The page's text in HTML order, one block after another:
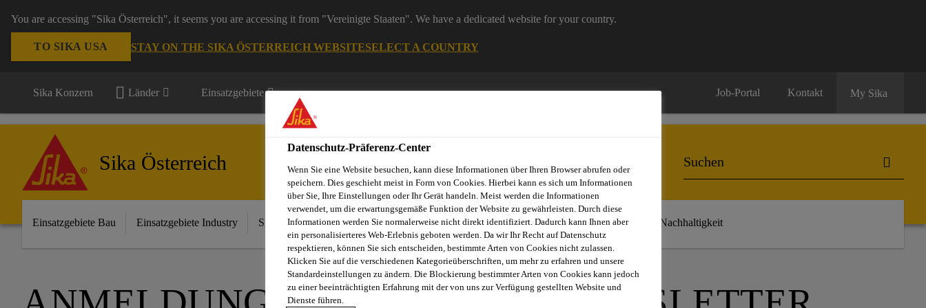
You are accessing "Sika Österreich", it seems you are accessing it from "Vereinigte Staaten". We have a dedicated website for your country.
TO SIKA USA STAY ON THE SIKA ÖSTERREICH WEBSITESELECT A COUNTRY
Sika Konzern Länder Einsatzgebiete Job-Portal Kontakt My Sika
Sika Österreich
Einsatzgebiete Bau Einsatzgebiete Industry Sika im Handel Starke Marken Services & Downloads News Über uns Nachhaltigkeit
Datenschutz-Präferenz-Center
Wenn Sie eine Website besuchen, kann diese Informationen über Ihren Browser abrufen oder
speichern. Dies geschieht meist in Form von Cookies. Hierbei kann es sich um Informationen
über Sie, Ihre Einstellungen oder Ihr Gerät handeln. Meist werden die Informationen
verwendet, um die erwartungsgemäße Funktion der Website zu gewährleisten. Durch diese
Informationen werden Sie normalerweise nicht direkt identifiziert. Dadurch kann Ihnen aber
ein personalisierteres Web-Erlebnis geboten werden. Da wir Ihr Recht auf Datenschutz
respektieren, können Sie sich entscheiden, bestimmte Arten von Cookies nicht zulassen.
Klicken Sie auf die verschiedenen Kategorieüberschriften, um mehr zu erfahren und unsere
Standardeinstellungen zu ändern. Die Blockierung bestimmter Arten von Cookies kann jedoch
zu einer beeinträchtigten Erfahrung mit der von uns zur Verfügung gestellten Website und
Dienste führen.